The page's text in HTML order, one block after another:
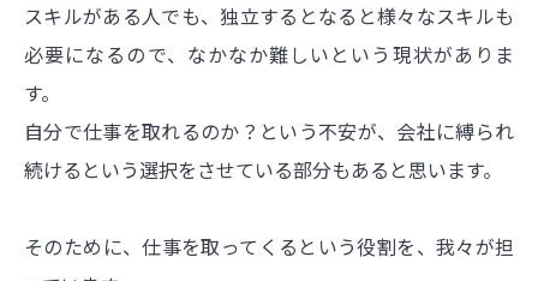
スキルがある人でも、独立するとなると様々なスキルも
必要になるので、なかなか難しいという現状がありま
す。
自分で仕事を取れるのか？という不安が、会社に縛られ
続けるという選択をさせている部分もあると思います。
そのために、仕事を取ってくるという役割を、我々が担